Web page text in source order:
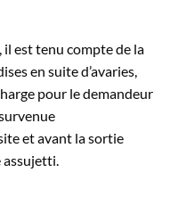
il est tenu compte de la
en suite d’avaries,
pour le demandeur
et avant la sortie
assujetti.